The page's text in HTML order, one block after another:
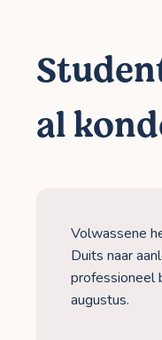
al
Volwassene
Duits naar
professioneel
augustus.